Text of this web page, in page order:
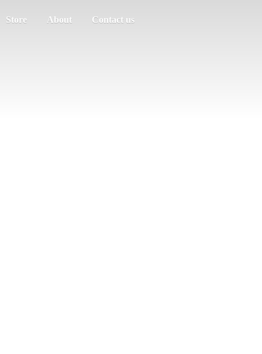
Store About Contact us